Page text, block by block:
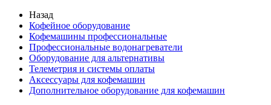
Назад
Кофейное оборудование
Кофемашины профессиональные
Профессиональные водонагреватели
Оборудование для альтернативы
Телеметрия и системы оплаты
Аксессуары для кофемашин
Дополнительное оборудование для кофемашин